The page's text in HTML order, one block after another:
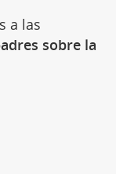
a las
sobre la